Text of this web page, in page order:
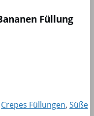
Füllung
Crepes Füllungen, Süße